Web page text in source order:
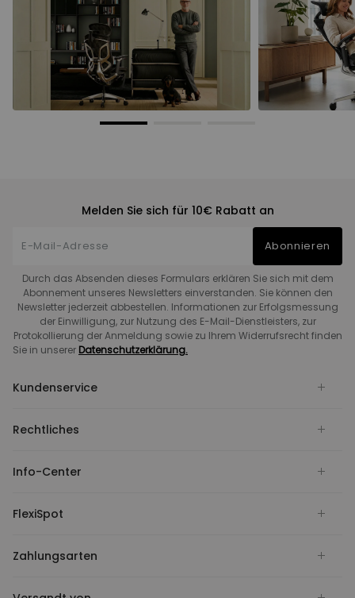
Melden Sie sich für 10€ Rabatt an
Abonnieren
Durch das Absenden dieses Formulars erklären Sie sich mit dem
Abonnement unseres Newsletters einverstanden. Sie können den
Newsletter jederzeit abbestellen. Informationen zur Erfolgsmessung
der Einwilligung, zur Nutzung des E-Mail-Dienstleisters, zur
Protokollierung der Anmeldung sowie zu Ihrem Widerrufsrecht finden
Sie in unserer Datenschutzerklärung.
Kundenservice
Rechtliches
Info-Center
FlexiSpot
Zahlungsarten